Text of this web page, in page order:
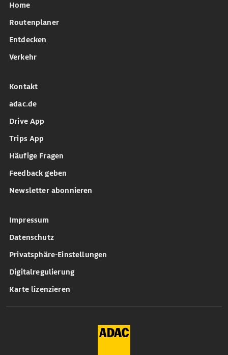
Home
Routenplaner
Entdecken
Verkehr
Kontakt
adac.de
Drive App
Trips App
Häufige Fragen
Feedback geben
Newsletter abonnieren
Impressum
Datenschutz
Privatsphäre-Einstellungen
Digitalregulierung
Karte lizenzieren